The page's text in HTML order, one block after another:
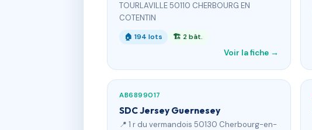
TOURLAVILLE 50110 CHERBOURG EN
COTENTIN
🏠 194 lots 🏗 2 bât.
Voir la fiche →
AB6899017
SDC Jersey Guernesey
📍 1 r du vermandois 50130 Cherbourg-en-